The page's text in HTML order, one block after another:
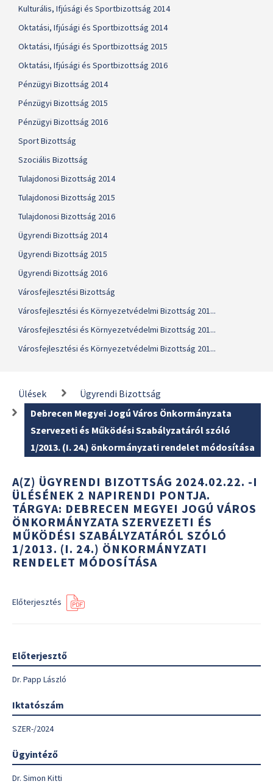
Kulturális, Ifjúsági és Sportbizottság 2014
Oktatási, Ifjúsági és Sportbizottság 2014
Oktatási, Ifjúsági és Sportbizottság 2015
Oktatási, Ifjúsági és Sportbizottság 2016
Pénzügyi Bizottság 2014
Pénzügyi Bizottság 2015
Pénzügyi Bizottság 2016
Sport Bizottság
Szociális Bizottság
Tulajdonosi Bizottság 2014
Tulajdonosi Bizottság 2015
Tulajdonosi Bizottság 2016
Ügyrendi Bizottság 2014
Ügyrendi Bizottság 2015
Ügyrendi Bizottság 2016
Városfejlesztési Bizottság
Városfejlesztési és Környezetvédelmi Bizottság 201...
Városfejlesztési és Környezetvédelmi Bizottság 201...
Városfejlesztési és Környezetvédelmi Bizottság 201...
Ülések
Ügyrendi Bizottság
Debrecen Megyei Jogú Város Önkormányzata
Szervezeti és Működési Szabályzatáról szóló
1/2013. (I. 24.) önkormányzati rendelet módosítása
A(Z) ÜGYRENDI BIZOTTSÁG 2024.02.22. -I
ÜLÉSÉNEK 2 NAPIRENDI PONTJA.
TÁRGYA: DEBRECEN MEGYEI JOGÚ VÁROS
ÖNKORMÁNYZATA SZERVEZETI ÉS
MŰKÖDÉSI SZABÁLYZATÁRÓL SZÓLÓ
1/2013. (I. 24.) ÖNKORMÁNYZATI
RENDELET MÓDOSÍTÁSA
Előterjesztés
Előterjesztő
Dr. Papp László
Iktatószám
SZER-/2024
Ügyintéző
Dr. Simon Kitti